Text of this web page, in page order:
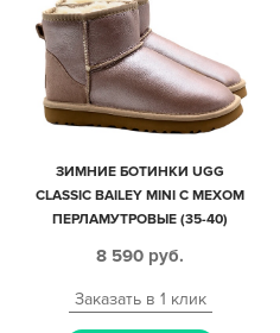
ЗИМНИЕ БОТИНКИ UGG
CLASSIC BAILEY MINI С МЕХОМ
ПЕРЛАМУТРОВЫЕ (35-40)
8 590 руб.
Заказать в 1 клик